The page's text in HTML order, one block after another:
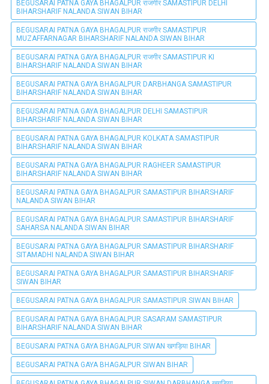
BEGUSARAI PATNA GAYA BHAGALPUR राजगीर SAMASTIPUR DELHI
BIHARSHARIF NALANDA SIWAN BIHAR
BEGUSARAI PATNA GAYA BHAGALPUR राजगीर SAMASTIPUR
MUZAFFARNAGAR BIHARSHARIF NALANDA SIWAN BIHAR
BEGUSARAI PATNA GAYA BHAGALPUR राजगीर SAMASTIPUR KI
BIHARSHARIF NALANDA SIWAN BIHAR
BEGUSARAI PATNA GAYA BHAGALPUR DARBHANGA SAMASTIPUR
BIHARSHARIF NALANDA SIWAN BIHAR
BEGUSARAI PATNA GAYA BHAGALPUR DELHI SAMASTIPUR
BIHARSHARIF NALANDA SIWAN BIHAR
BEGUSARAI PATNA GAYA BHAGALPUR KOLKATA SAMASTIPUR
BIHARSHARIF NALANDA SIWAN BIHAR
BEGUSARAI PATNA GAYA BHAGALPUR RAGHEER SAMASTIPUR
BIHARSHARIF NALANDA SIWAN BIHAR
BEGUSARAI PATNA GAYA BHAGALPUR SAMASTIPUR BIHARSHARIF
NALANDA SIWAN BIHAR
BEGUSARAI PATNA GAYA BHAGALPUR SAMASTIPUR BIHARSHARIF
SAHARSA NALANDA SIWAN BIHAR
BEGUSARAI PATNA GAYA BHAGALPUR SAMASTIPUR BIHARSHARIF
SITAMADHI NALANDA SIWAN BIHAR
BEGUSARAI PATNA GAYA BHAGALPUR SAMASTIPUR BIHARSHARIF
SIWAN BIHAR
BEGUSARAI PATNA GAYA BHAGALPUR SAMASTIPUR SIWAN BIHAR
BEGUSARAI PATNA GAYA BHAGALPUR SASARAM SAMASTIPUR
BIHARSHARIF NALANDA SIWAN BIHAR
BEGUSARAI PATNA GAYA BHAGALPUR SIWAN खगड़िया BIHAR
BEGUSARAI PATNA GAYA BHAGALPUR SIWAN BIHAR